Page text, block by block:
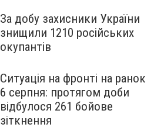
За добу захисники України
знищили 1210 російських
окупантів
Ситуація на фронті на ранок
6 серпня: протягом доби
відбулося 261 бойове
зіткнення